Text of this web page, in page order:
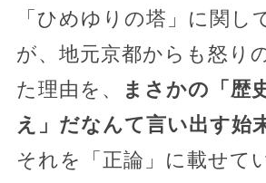
「ひめゆりの塔」に関し
が、地元京都からも怒り
た理由を、
まさかの「歴
え」だなんて言い出す始
それを「正論」に載せて